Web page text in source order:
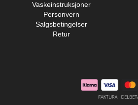
Vaskeinstruksjoner
Personvern
Salgsbetingelser
Retur